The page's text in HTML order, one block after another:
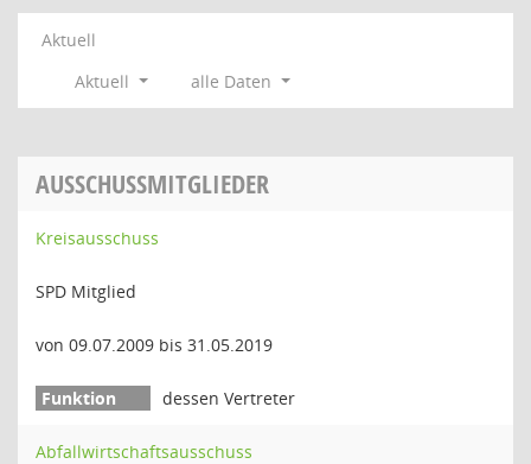
Aktuell
Aktuell
alle Daten
AUSSCHUSSMITGLIEDER
Kreisausschuss
SPD Mitglied
von 09.07.2009 bis 31.05.2019
dessen Vertreter
Abfallwirtschaftsausschuss